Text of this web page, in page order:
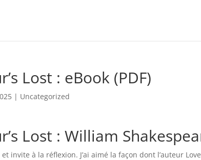
Lost : eBook (PDF)
| Uncategorized
Lost : William
invite à la réflexion. J’ai aimé la façon dont l’auteur